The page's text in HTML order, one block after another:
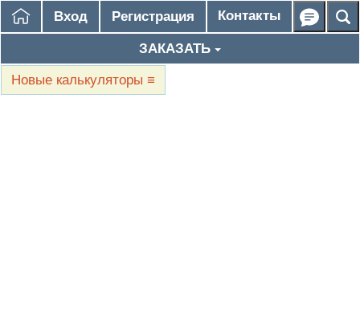
Вход Регистрация Контакты
ЗАКАЗАТЬ
Новые калькуляторы ≡